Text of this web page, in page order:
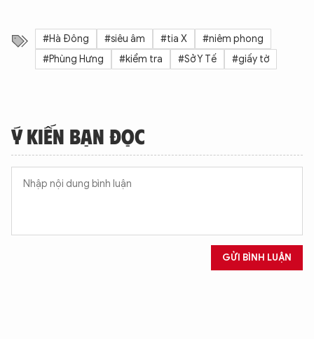
#Hà Đông #siêu âm #tia X
#niêm phong
#Phùng Hưng
#kiểm tra #Sở Y Tế #giấy tờ
Ý KIẾN BẠN ĐỌC
GỬI BÌNH LUẬN